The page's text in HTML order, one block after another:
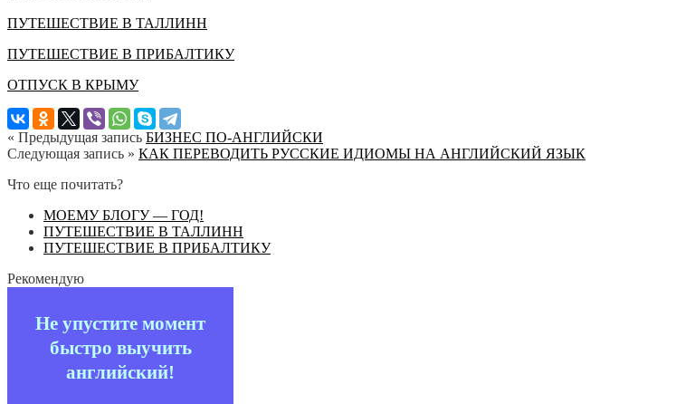
ПУТЕШЕСТВИЕ В ТАЛЛИНН
ПУТЕШЕСТВИЕ В ПРИБАЛТИКУ
ОТПУСК В КРЫМУ
« Предыдущая запись БИЗНЕС ПО-АНГЛИЙСКИ
Следующая запись » КАК ПЕРЕВОДИТЬ РУССКИЕ ИДИОМЫ НА АНГЛИЙСКИЙ ЯЗЫК
Что еще почитать?
МОЕМУ БЛОГУ — ГОД!
ПУТЕШЕСТВИЕ В ТАЛЛИНН
ПУТЕШЕСТВИЕ В ПРИБАЛТИКУ
Рекомендую
Не упустите момент
быстро выучить
английский!